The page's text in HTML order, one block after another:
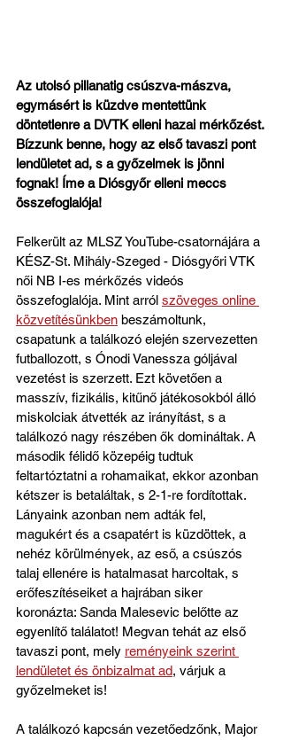
Az utolsó pillanatig csúszva-mászva,
egymásért is küzdve mentettünk
döntetlenre a DVTK elleni hazai mérkőzést.
Bízzunk benne, hogy az első tavaszi pont
lendületet ad, s a győzelmek is jönni
fognak! Íme a Diósgyőr elleni meccs
összefoglalója!
Felkerült az MLSZ YouTube-csatornájára a
KÉSZ-St. Mihály-Szeged - Diósgyőri VTK
női NB I-es mérkőzés videós
összefoglalója. Mint arról szöveges online
közvetítésünkben beszámoltunk,
csapatunk a találkozó elején szervezetten
futballozott, s Ónodi Vanessza góljával
vezetést is szerzett. Ezt követően a
masszív, fizikális, kitűnő játékosokból álló
miskolciak átvették az irányítást, s a
találkozó nagy részében ők domináltak. A
második félidő közepéig tudtuk
feltartóztatni a rohamaikat, ekkor azonban
kétszer is betaláltak, s 2-1-re fordítottak.
Lányaink azonban nem adták fel,
magukért és a csapatért is küzdöttek, a
nehéz körülmények, az eső, a csúszós
talaj ellenére is hatalmasat harcoltak, s
erőfeszítéseiket a hajrában siker
koronázta: Sanda Malesevic belőtte az
egyenlítő találatot! Megvan tehát az első
tavaszi pont, mely reményeink szerint
lendületet és önbizalmat ad, várjuk a
győzelmeket is!
A találkozó kapcsán vezetőedzőnk, Major